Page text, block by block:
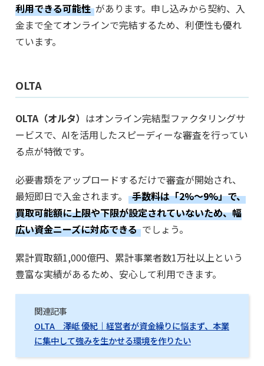
利用できる可能性 があります。申し込みから契約、入
金まで全てオンラインで完結するため、利便性も優れ
ています。
OLTA
OLTA（オルタ） はオンライン完結型ファクタリングサ
ービスで、AIを活用したスピーディーな審査を行ってい
る点が特徴です。
必要書類をアップロードするだけで審査が開始され、
最短即日で入金されます。
手数料は「2%〜9%」で、
買取可能額に上限や下限が設定されていないため、幅
広い資金ニーズに対応できる でしょう。
累計買取額1,000億円、累計事業者数1万社以上という
豊富な実績があるため、安心して利用できます。
関連記事
OLTA 澤岻 優紀｜経営者が資金繰りに悩まず、本業
に集中して強みを生かせる環境を作りたい